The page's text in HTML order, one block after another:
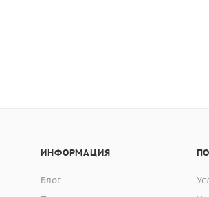
ИНФОРМАЦИЯ
Блог